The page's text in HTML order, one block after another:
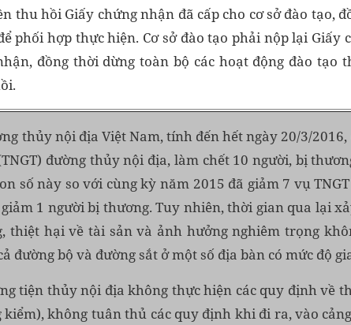
thu hồi Giấy chứng nhận đã cấp cho cơ sở đào tạo,
phối hợp thực hiện. Cơ sở đào tạo phải nộp lại Giấy
đồng thời dừng toàn bộ các hoạt động đào tạo
thủy nội địa Việt Nam, tính đến hết ngày 20/3/
đường thủy nội địa, làm chết 10 người, bị
số này so với cùng kỳ năm 2015 đã giảm 7 vụ
1 người bị thương. Tuy nhiên, thời gian qua lại
thiệt hại về tài sản và ảnh hưởng nghiêm trọng
đường bộ và đường sắt ở một số địa bàn có mức độ
tiện thủy nội địa không thực hiện các quy định về
không tuân thủ các quy định khi đi ra, vào